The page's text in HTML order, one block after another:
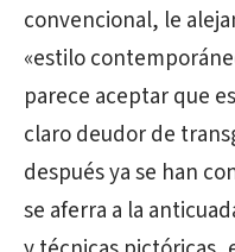
convencional, le
«estilo
parece aceptar que
claro deudor de
después ya se han
se aferra a la